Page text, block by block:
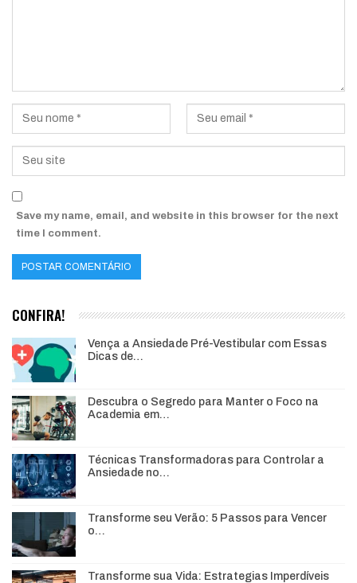
Save my name, email, and website in this browser for the next
time I comment.
CONFIRA!
Vença a Ansiedade Pré-Vestibular com Essas
Dicas de…
Descubra o Segredo para Manter o Foco na
Academia em…
Técnicas Transformadoras para Controlar a
Ansiedade no…
Transforme seu Verão: 5 Passos para Vencer
o…
Transforme sua Vida: Estrategias Imperdíveis